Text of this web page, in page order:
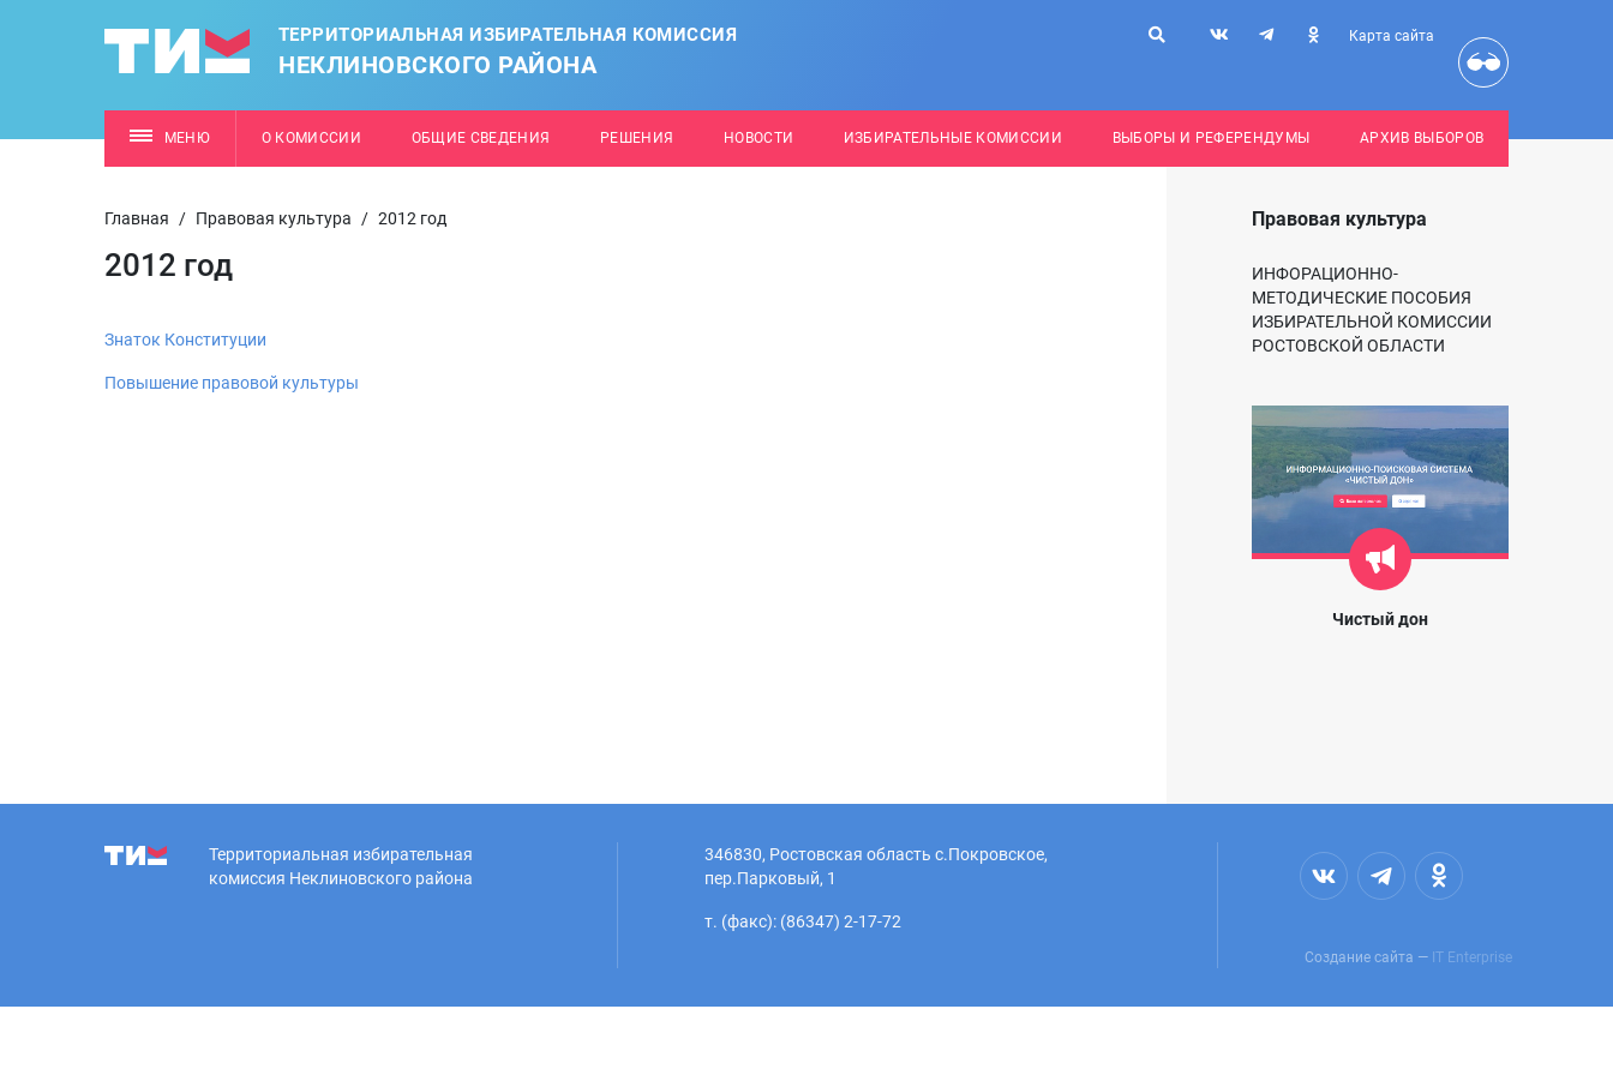
ТЕРРИТОРИАЛЬНАЯ ИЗБИРАТЕЛЬНАЯ КОМИССИЯ
НЕКЛИНОВСКОГО РАЙОНА
Карта сайта
МЕНЮ О КОМИССИИ ОБЩИЕ СВЕДЕНИЯ РЕШЕНИЯ НОВОСТИ ИЗБИРАТЕЛЬНЫЕ КОМИССИИ ВЫБОРЫ И РЕФЕРЕНДУМЫ АРХИВ ВЫБОРОВ
Главная / Правовая культура / 2012 год
2012 год
Знаток Конституции
Повышение правовой культуры
Правовая культура
ИНФОРАЦИОННО-
МЕТОДИЧЕСКИЕ ПОСОБИЯ
ИЗБИРАТЕЛЬНОЙ КОМИССИИ
РОСТОВСКОЙ ОБЛАСТИ
Чистый дон
Территориальная избирательная
комиссия Неклиновского района
346830, Ростовская область с.Покровское,
пер.Парковый, 1
т. (факс): (86347) 2-17-72
Создание сайта — IT Enterprise